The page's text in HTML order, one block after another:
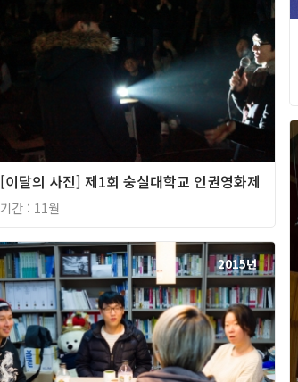
[이달의 사진] 제1회 숭실대학교 인권영화제
기간 : 11월
2015년